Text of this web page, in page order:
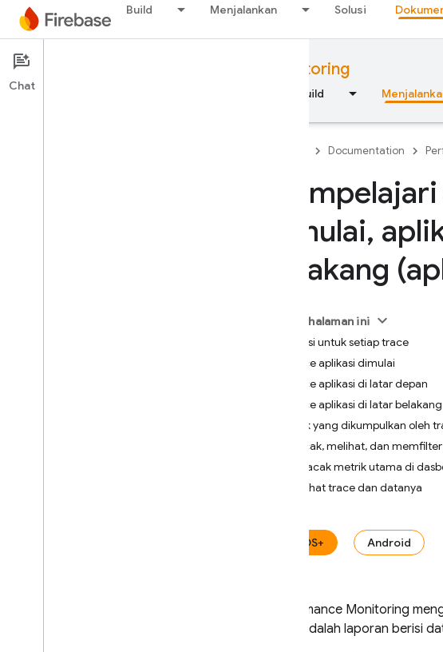
Build Menjalankan Solusi
Documentation Performance Monitoring
Ringkasan Build
Documentation
dimulai,
belakang
Pada halaman ini
Definisi untuk setiap trace
Trace aplikasi dimulai
Trace aplikasi di latar depan
Trace aplikasi di latar belakang
Metrik yang dikumpulkan oleh
Melacak, melihat, dan
Melacak metrik utama di
Melihat trace dan datanya
iOS+ Android
Performance Monitoring
Trace adalah laporan berisi
Chat